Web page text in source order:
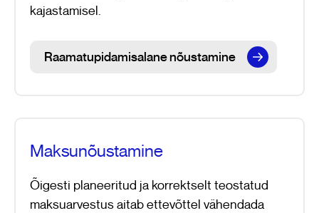
kajastamisel.
Raamatupidamisalane nõustamine
Maksunõustamine
Õigesti planeeritud ja korrektselt teostatud
maksuarvestus aitab ettevõttel vähendada